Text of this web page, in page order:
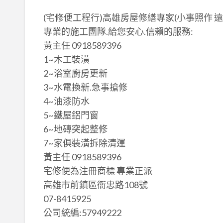
(宅修便工程行)高雄房屋修繕專家(小事照作
專業的施工團隊.給您安心.信賴的服務:
黃主任 0918589396
1~木工裝潢
2~浴室廚房更新
3~水電換新.急事搶修
4~油漆防水
5~鐵屋鋁門窗
6~地磚突起整修
7~家俱裝潢拆除清運
黃主任 0918589396
宅修便為注冊商標 專業正派
高雄市前鎮區衙忠路108號
07-8415925
公司統編:57949222